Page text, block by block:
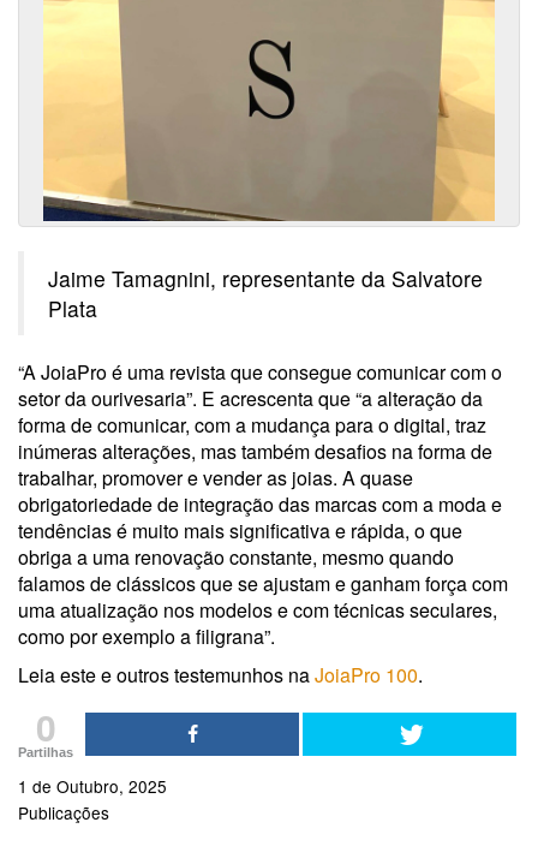
Jaime Tamagnini, representante da Salvatore
Plata
“A JoiaPro é uma revista que consegue comunicar com o
setor da ourivesaria”. E acrescenta que “a alteração da
forma de comunicar, com a mudança para o digital, traz
inúmeras alterações, mas também desafios na forma de
trabalhar, promover e vender as joias. A quase
obrigatoriedade de integração das marcas com a moda e
tendências é muito mais significativa e rápida, o que
obriga a uma renovação constante, mesmo quando
falamos de clássicos que se ajustam e ganham força com
uma atualização nos modelos e com técnicas seculares,
como por exemplo a filigrana”.
Leia este e outros testemunhos naJoiaPro 100.
0
Partilhas
1 de Outubro, 2025
Publicações